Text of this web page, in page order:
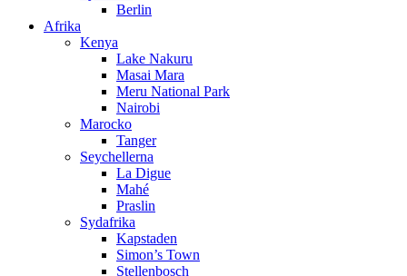
Berlin
Afrika
Kenya
Lake Nakuru
Masai Mara
Meru National Park
Nairobi
Marocko
Tanger
Seychellerna
La Digue
Mahé
Praslin
Sydafrika
Kapstaden
Simon’s Town
Stellenbosch